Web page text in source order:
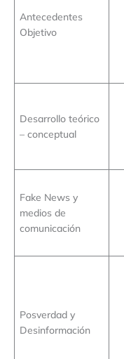
Antecedentes
Objetivo
Desarrollo teórico
– conceptual
Fake News y
medios de
comunicación
Posverdad y
Desinformación